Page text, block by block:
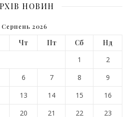
НОВИН
Серпень 2026
Чт Пт Сб
Нд
1
2
6 7 8
9
13 14 15
16
20 21 22
23